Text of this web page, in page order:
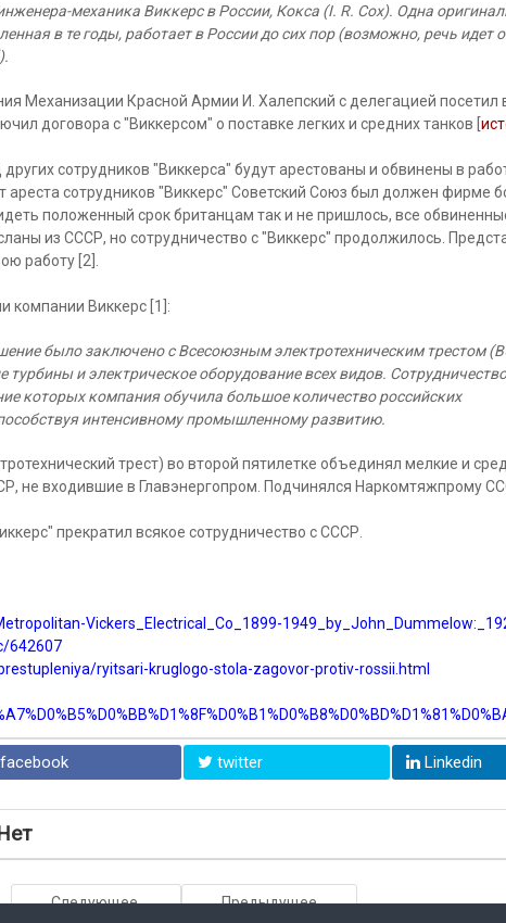
механика Виккерс в России, Кокса (I. R. Cox). Одна
в те годы, работает в России до сих пор (возможно, речь идет о
).
Механизации Красной Армии И. Халепский с делегацией посетил
договора с "Виккерсом" о поставке легких и средних танков [
сотрудников "Виккерса" будут арестованы и обвинены в
ареста сотрудников "Виккерс" Советский Союз был должен фирме
положенный срок британцам так и не пришлось, все
из СССР, но сотрудничество с "Виккерс" продолжилось.
работу [2].
компании Виккерс [1]:
было заключено с Всесоюзным электротехническим трестом
турбины и электрическое оборудование всех видов. Сотрудничество
которых компания обучила большое количество российских
интенсивному промышленному развитию.
трест) во второй пятилетке объединял мелкие и
не входившие в Главэнергопром. Подчинялся Наркомтяжпрому
прекратил всякое сотрудничество с СССР.
Vickers_Electrical_Co_1899-
642607
ryitsari-kruglogo-stola-zagovor-protiv-rossii.html
facebook twitter Linkedin
Следующее Предыдущее